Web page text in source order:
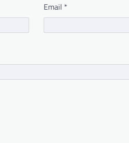
Email *